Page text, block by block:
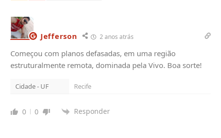
Jefferson 2 anos atrás
Começou com planos defasadas, em uma região
estruturalmente remota, dominada pela Vivo. Boa sorte!
Cidade - UF Recife
0 0 Responder